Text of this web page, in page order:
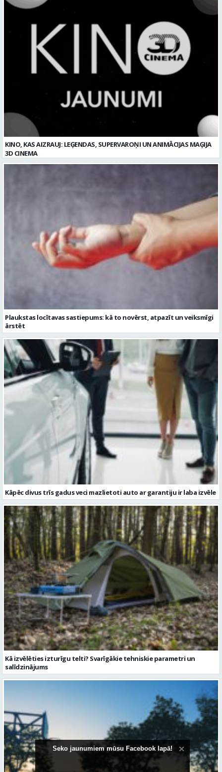
KINO, KAS AIZRAUJ: LEĢENDAS, SUPERVAROŅI UN ANIMĀCIJAS MAĢIJA
3D CINEMA
Plaukstas locītavas sastiepums: kā to novērst, atpazīt un veiksmīgi
ārstēt
Kāpēc divus trīs gadus veci mazlietoti auto ar garantiju ir laba izvēle
Kā izvēlēties izturīgu telti? Svarīgākie tehniskie parametri un
salīdzinājums
Seko jaunumiem mūsu Facebook lapā!